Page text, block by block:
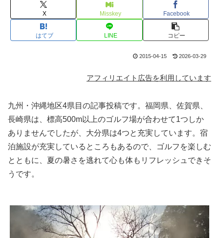
X Misskey Facebook
はてブ LINE コピー
2015-04-15 2026-03-29
アフィリエイト広告を利用しています
九州・沖縄地区4県目の記事投稿です。福岡県、佐賀県、
長崎県は、標高500m以上のゴルフ場が合わせて1つしか
ありませんでしたが、大分県は4つと充実しています。宿
泊施設が充実しているところもあるので、ゴルフを楽しむ
とともに、夏の暑さを逃れて心も体もリフレッシュできそ
うです。